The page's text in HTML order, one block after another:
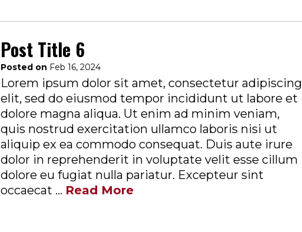
Post Title 6
Posted on Feb 16, 2024
Lorem ipsum dolor sit amet, consectetur adipiscing
elit, sed do eiusmod tempor incididunt ut labore et
dolore magna aliqua. Ut enim ad minim veniam,
quis nostrud exercitation ullamco laboris nisi ut
aliquip ex ea commodo consequat. Duis aute irure
dolor in reprehenderit in voluptate velit esse cillum
dolore eu fugiat nulla pariatur. Excepteur sint
occaecat ... Read More